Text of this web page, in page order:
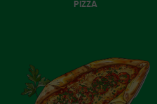
PIZZA